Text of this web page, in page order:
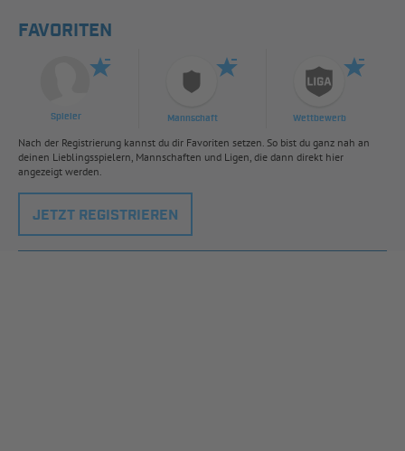
FAVORITEN
Spieler Mannschaft Wettbewerb
Nach der Registrierung kannst du dir Favoriten setzen. So bist du ganz nah an
deinen Lieblingsspielern, Mannschaften und Ligen, die dann direkt hier
angezeigt werden.
JETZT REGISTRIEREN